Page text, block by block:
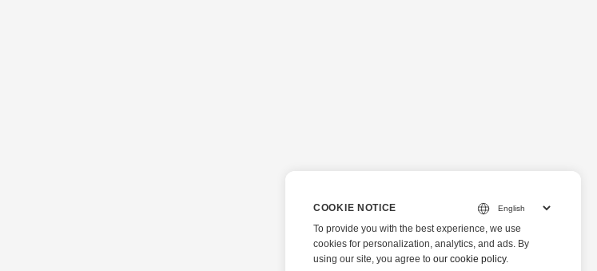
COOKIE NOTICE
To provide you with the best experience, we use
cookies for personalization, analytics, and ads. By
using our site, you agree to our cookie policy.